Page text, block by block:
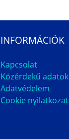
INFORMÁCIÓK
Kapcsolat
Közérdekű adatok
Adatvédelem
Cookie nyilatkozat